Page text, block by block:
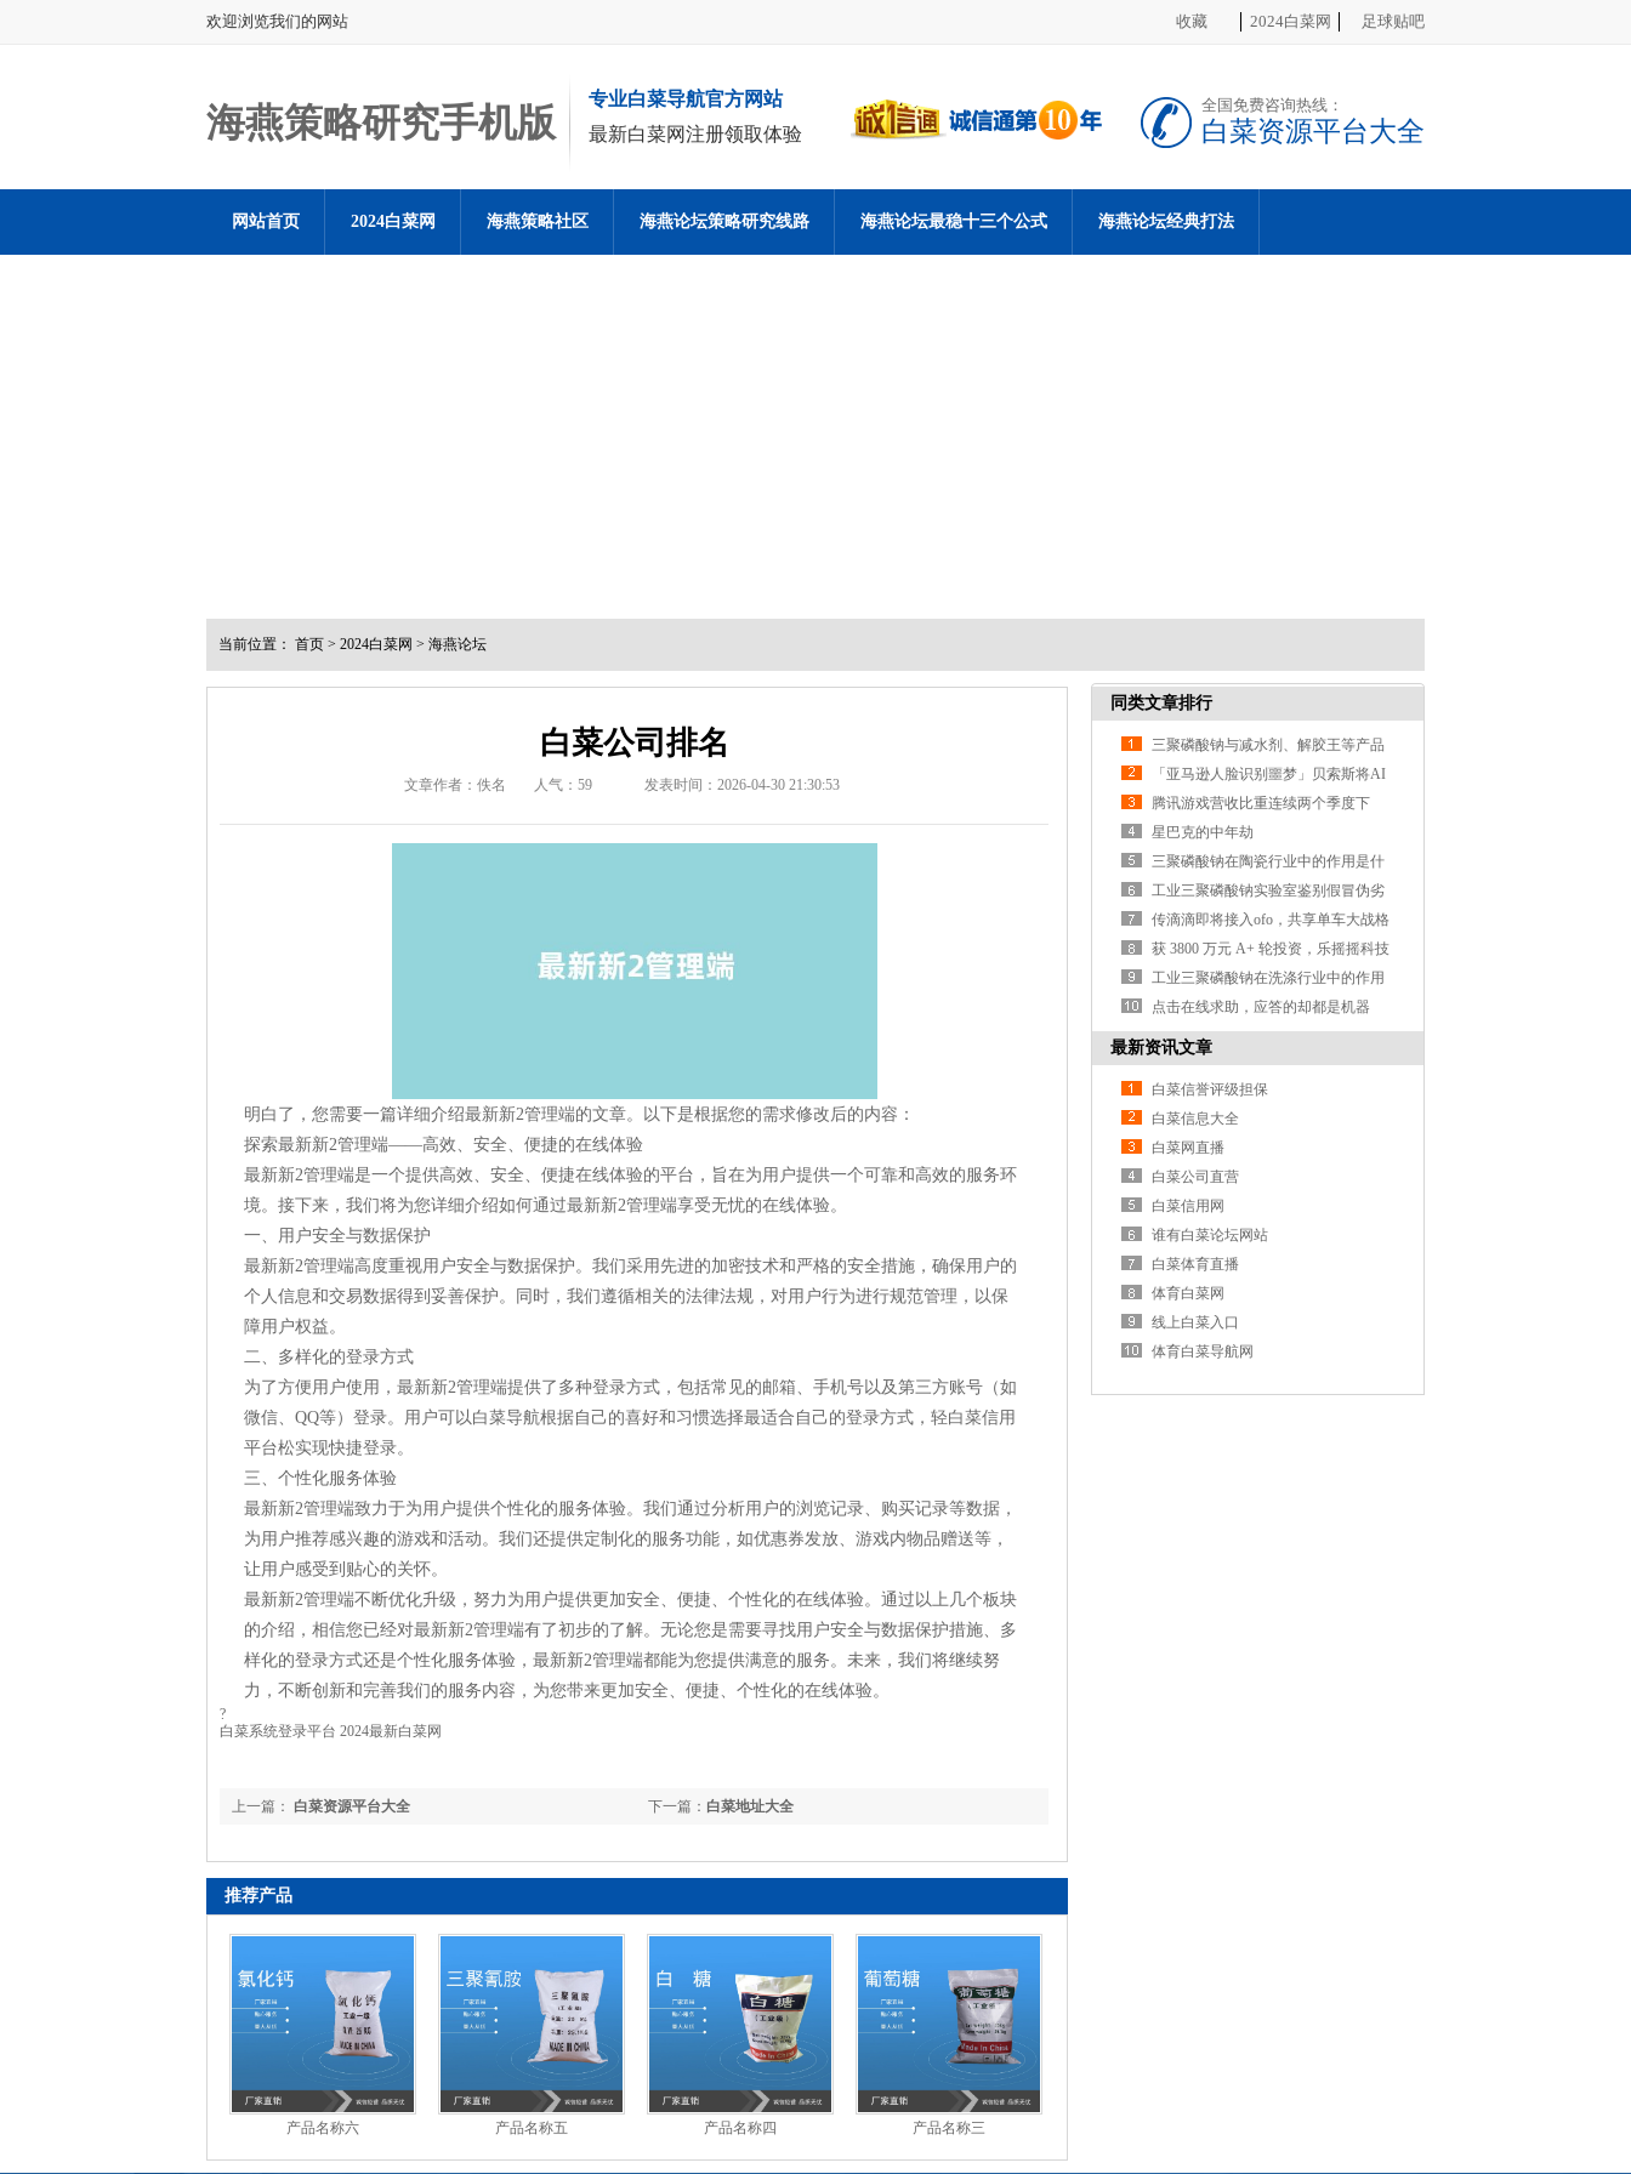
欢迎浏览我们的网站 收藏 2024白菜网 足球贴吧
海燕策略研究手机版
专业白菜导航官方网站
最新白菜网注册领取体验
全国免费咨询热线：
白菜资源平台大全
网站首页 2024白菜网 海燕策略社区 海燕论坛策略研究线路 海燕论坛最稳十三个公式 海燕论坛经典打法
当前位置： 首页 > 2024白菜网 > 海燕论坛
白菜公司排名
文章作者：佚名 人气： 59 发表时间：2026-04-30 21:30:53
明白了，您需要一篇详细介绍最新新2管理端的文章。以下是根据您的需求修改后的内容：
探索最新新2管理端——高效、安全、便捷的在线体验
最新新2管理端是一个提供高效、安全、便捷在线体验的平台，旨在为用户提供一个可靠和高效的服务环
境。接下来，我们将为您详细介绍如何通过最新新2管理端享受无忧的在线体验。
一、用户安全与数据保护
最新新2管理端高度重视用户安全与数据保护。我们采用先进的加密技术和严格的安全措施，确保用户的
个人信息和交易数据得到妥善保护。同时，我们遵循相关的法律法规，对用户行为进行规范管理，以保
障用户权益。
二、多样化的登录方式
为了方便用户使用，最新新2管理端提供了多种登录方式，包括常见的邮箱、手机号以及第三方账号（如
微信、QQ等）登录。用户可以白菜导航根据自己的喜好和习惯选择最适合自己的登录方式，轻白菜信用
平台松实现快捷登录。
三、个性化服务体验
最新新2管理端致力于为用户提供个性化的服务体验。我们通过分析用户的浏览记录、购买记录等数据，
为用户推荐感兴趣的游戏和活动。我们还提供定制化的服务功能，如优惠券发放、游戏内物品赠送等，
让用户感受到贴心的关怀。
最新新2管理端不断优化升级，努力为用户提供更加安全、便捷、个性化的在线体验。通过以上几个板块
的介绍，相信您已经对最新新2管理端有了初步的了解。无论您是需要寻找用户安全与数据保护措施、多
样化的登录方式还是个性化服务体验，最新新2管理端都能为您提供满意的服务。未来，我们将继续努
力，不断创新和完善我们的服务内容，为您带来更加安全、便捷、个性化的在线体验。
?
白菜系统登录平台 2024最新白菜网
下一篇： 白菜地址大全
上一篇： 白菜资源平台大全
推荐产品
产品名称六 产品名称五 产品名称四 产品名称三
同类文章排行
三聚磷酸钠与减水剂、解胶王等产品
的区别？
「亚马逊人脸识别噩梦」贝索斯将AI
武器化遭大规模抗议
腾讯游戏营收比重连续两个季度下
降，支付、云计算等业务营收涨3
星巴克的中年劫
三聚磷酸钠在陶瓷行业中的作用是什
么？
工业三聚磷酸钠实验室鉴别假冒伪劣
产品的方法？
传滴滴即将接入ofo，共享单车大战格
局或生变
获 3800 万元 A+ 轮投资，乐摇摇科技
利用抓娃娃机做线
工业三聚磷酸钠在洗涤行业中的作用
是什么？
点击在线求助，应答的却都是机器
人，这样真的好吗？
最新资讯文章
白菜信誉评级担保
白菜信息大全
白菜网直播
白菜公司直营
白菜信用网
谁有白菜论坛网站
白菜体育直播
体育白菜网
线上白菜入口
体育白菜导航网